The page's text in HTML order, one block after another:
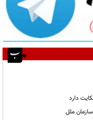
دارد
ملل